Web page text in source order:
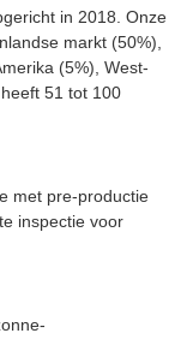
in 2018. Onze
markt (50%),
(5%), West-
51 tot 100
met pre-productie
inspectie voor